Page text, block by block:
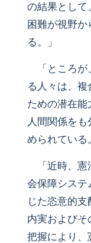
の結果として
困難が視野
る。」
「ところが
る人々は、
ための潜在能
人間関係を
められている
「近時、憲
会保障システ
じた恣意的
内実およびそ
把握により、